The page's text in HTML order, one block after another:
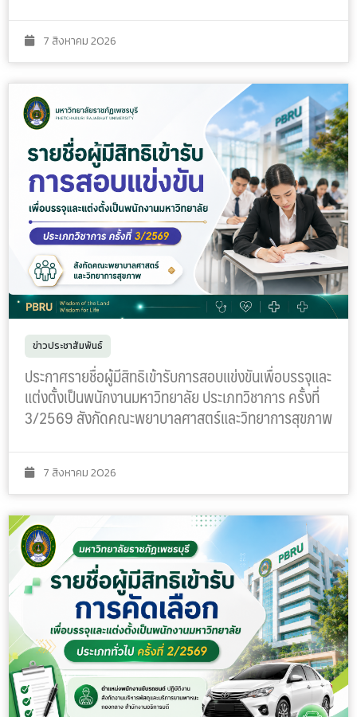
7 สิงหาคม 2026
ข่าวประชาสัมพันธ์
ประกาศรายชื่อผู้มีสิทธิเข้ารับการสอบแข่งขันเพื่อบรรจุและ
แต่งตั้งเป็นพนักงานมหาวิทยาลัย ประเภทวิชาการ ครั้งที่
3/2569 สังกัดคณะพยาบาลศาสตร์และวิทยาการสุขภาพ
7 สิงหาคม 2026